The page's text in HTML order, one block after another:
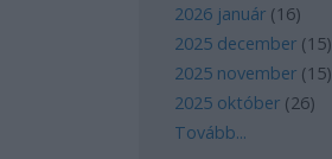
2026 január (16)
2025 december (15)
2025 november (15)
2025 október (26)
Tovább...